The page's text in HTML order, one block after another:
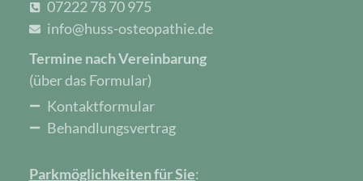
07222 78 70 975
info@huss-osteopathie.de
Termine nach Vereinbarung
(über das Formular)
Kontaktformular
Behandlungsvertrag
Parkmöglichkeiten für Sie: